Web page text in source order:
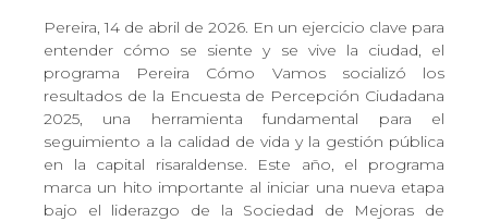
Pereira, 14 de abril de 2026. En un ejercicio clave para
entender cómo se siente y se vive la ciudad, el
programa Pereira Cómo Vamos socializó los
resultados de la Encuesta de Percepción Ciudadana
2025, una herramienta fundamental para el
seguimiento a la calidad de vida y la gestión pública
en la capital risaraldense. Este año, el programa
marca un hito importante al iniciar una nueva etapa
bajo el liderazgo de la Sociedad de Mejoras de